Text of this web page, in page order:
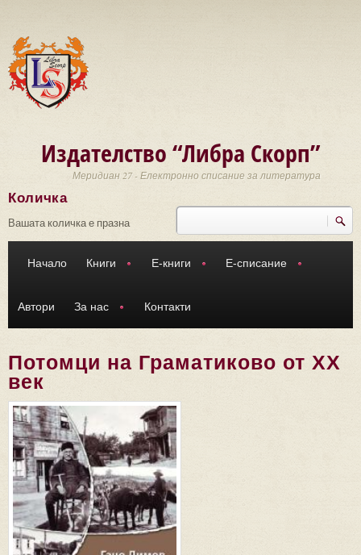
Издателство “Либра Скорп”
Меридиан 27 - Електронно списание за литература
Търси
Количка
Вашата количка е празна
Начало Книги Е-книги Е-списание
Автори За нас Контакти
Потомци на Граматиково от ХХ
век